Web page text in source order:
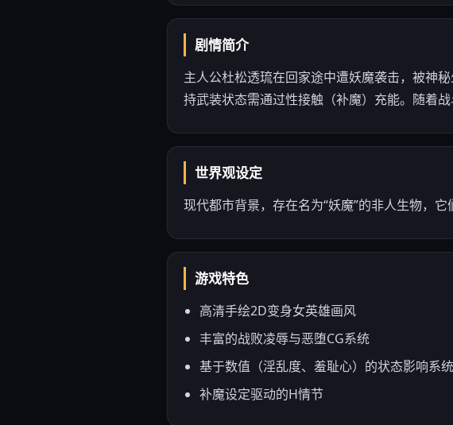
剧情简介
主人公杜松透琉在回家途中遭妖魔袭击，被神
持武装状态需通过性接触（补魔）充能。随着
世界观设定
现代都市背景，存在名为“妖魔”的非人生物，它
游戏特色
高清手绘2D变身女英雄画风
丰富的战败凌辱与恶堕CG系统
基于数值（淫乱度、羞耻心）的状态影响系统
补魔设定驱动的H情节